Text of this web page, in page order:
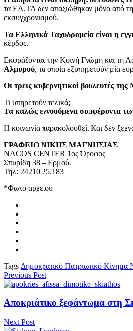
τα ΕΛ.ΤΑ δεν απαξιώθηκαν μόνο από τη
εκσυγχρονισμού.
Τα Ελληνικά Ταχυδρομεία είναι η
κέρδος.
Εκφράζοντας την Κοινή Γνώμη και τη
Αλμυρού, τα οποία εξυπηρετούν μία
Οι τρεις κυβερνητικοί βουλευτές
Τι υπηρετούν τελικά;
Τα καλώς εννοούμενα συμφέροντα
Η κοινωνία παρακολουθεί. Και δεν
ΓΡΑΦΕΙΟ ΝΙΚΗΣ ΜΑΓΝΗΣΙΑΣ
NACOS CENTER 1ος Όροφος
Σπυρίδη 38 – Ερμού.
Τηλ: 24210 25.183
*Φωτο αρχείου
Tags Δημοκρατικό Πατριωτικό
Previous Post
Αποκριάτικο ξεφάντωμα στη
Next Post